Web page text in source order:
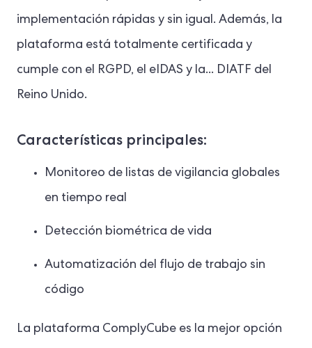
implementación rápidas y sin igual. Además, la
plataforma está totalmente certificada y
cumple con el RGPD, el eIDAS y la... DIATF del
Reino Unido.
Características principales:
Monitoreo de listas de vigilancia globales
en tiempo real
Detección biométrica de vida
Automatización del flujo de trabajo sin
código
La plataforma ComplyCube es la mejor opción